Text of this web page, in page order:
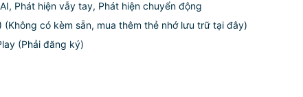
Phát hiện vẫy tay, Phát hiện chuyển động
có kèm sẵn, mua thêm thẻ nhớ lưu trữ tại đây)
(Phải đăng ký)